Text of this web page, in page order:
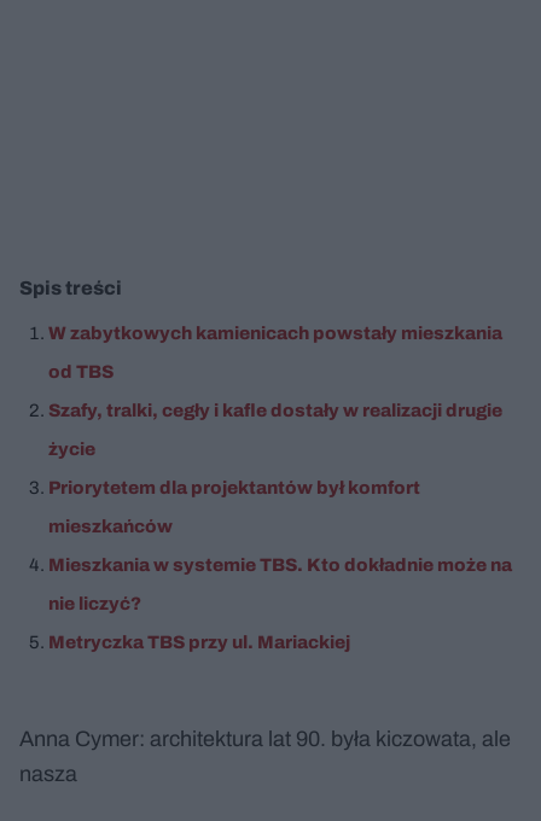
Spis treści
W zabytkowych kamienicach powstały mieszkania
od TBS
Szafy, tralki, cegły i kafle dostały w realizacji drugie
życie
Priorytetem dla projektantów był komfort
mieszkańców
Mieszkania w systemie TBS. Kto dokładnie może na
nie liczyć?
Metryczka TBS przy ul. Mariackiej
Anna Cymer: architektura lat 90. była kiczowata, ale
nasza